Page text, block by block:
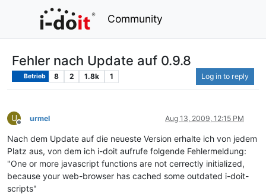
Community
Fehler nach Update auf 0.9.8
Betrieb 8 2 1.8k 1 Log in to reply
U
Offline
urmel Aug 13, 2009, 12:15 PM
Nach dem Update auf die neueste Version erhalte ich von jedem
Platz aus, von dem ich i-doit aufrufe folgende Fehlermeldung:
"One or more javascript functions are not cerrectly initialized,
because your web-browser has cached some outdated i-doit-
scripts"